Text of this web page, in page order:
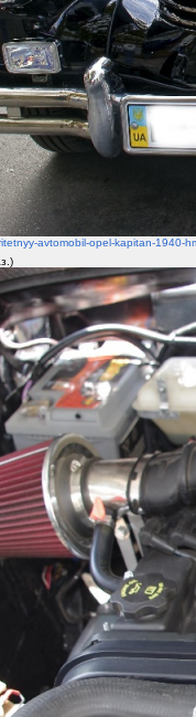
avtomobil-opel-kapitan-1940-